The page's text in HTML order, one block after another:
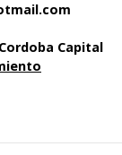
Capital